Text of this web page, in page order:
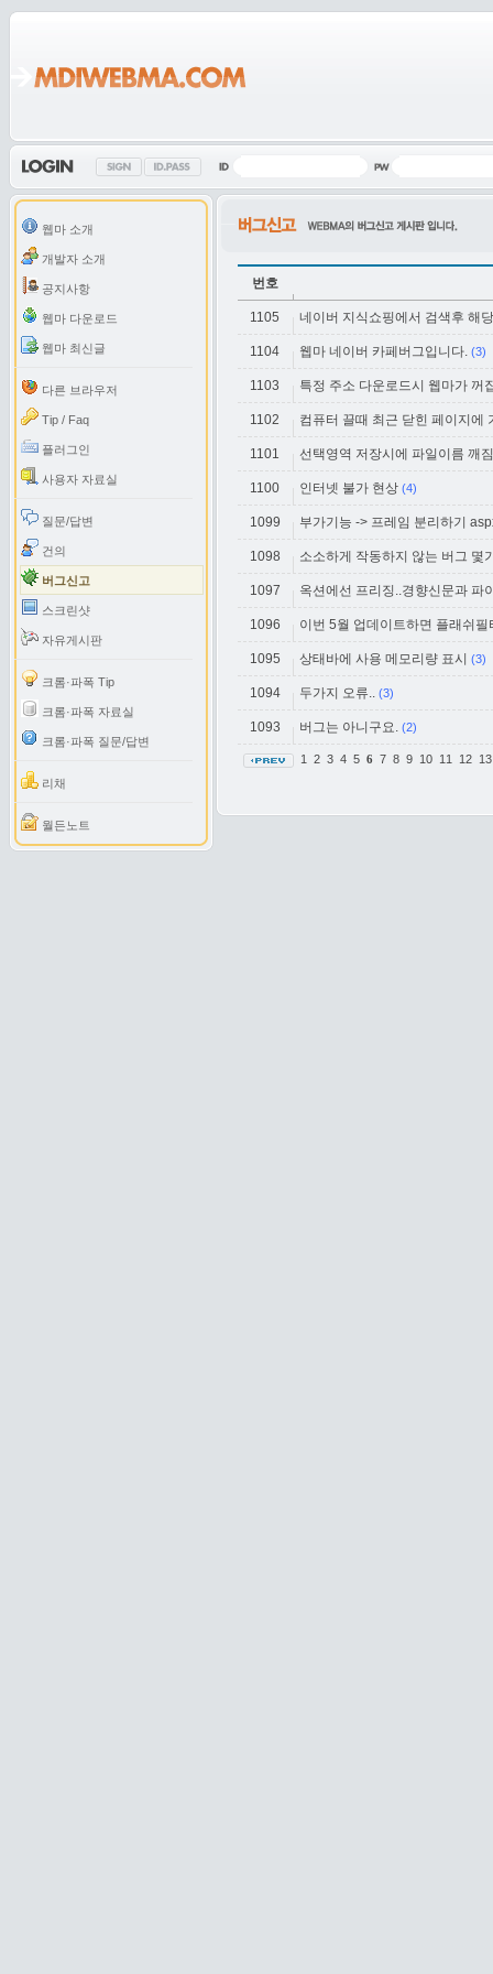
웹마 소개
개발자 소개
공지사항
웹마 다운로드
웹마 최신글
다른 브라우저
Tip / Faq
플러그인
사용자 자료실
질문/답변
건의
버그신고
스크린샷
자유게시판
크롬·파폭 Tip
크롬·파폭 자료실
크롬·파폭 질문/답변
리채
월든노트
번호
1105 네이버 지식쇼핑에서 검색후 해
1104 웹마 네이버 카페버그입니다. (3)
1103 특정 주소 다운로드시 웹마가 꺼
1102 컴퓨터 끌때 최근 닫힌 페이지에
1101 선택영역 저장시에 파일이름 깨
1100 인터넷 불가 현상 (4)
1099 부가기능 -> 프레임 분리하기
1098 소소하게 작동하지 않는 버그 몇
1097 옥션에선 프리징..경향신문과 파
1096 이번 5월 업데이트하면 플래쉬
1095 상태바에 사용 메모리량 표시 (3)
1094 두가지 오류.. (3)
1093 버그는 아니구요. (2)
1 2 3 4 5 6 7 8 9 10 11 12